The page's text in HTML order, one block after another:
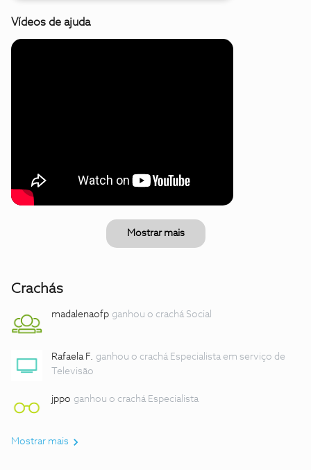
Vídeos de ajuda
Mostrar mais
Crachás
madalenaofp ganhou o crachá Social
Rafaela F. ganhou o crachá Especialista em serviço de
Televisão
jppo ganhou o crachá Especialista
Mostrar mais